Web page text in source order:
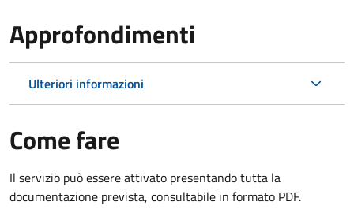
Approfondimenti
Ulteriori informazioni
Come fare
Il servizio può essere attivato presentando tutta la
documentazione prevista, consultabile in formato PDF.